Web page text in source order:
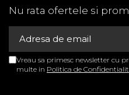
ALEGEREA MARIMII
Pentru a comanda
măsurați circumferința
mai proeminentă).
Mărime
Nu rata ofertele si
Vreau sa primesc newsletter cu
multe in Politica de